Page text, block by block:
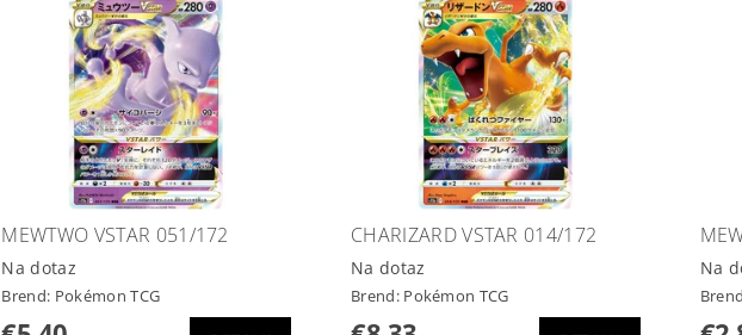
MEWTWO VSTAR 051/172
Na dotaz
Brend: Pokémon TCG
CHARIZARD VSTAR 014/172
Na dotaz
Brend: Pokémon TCG
Na